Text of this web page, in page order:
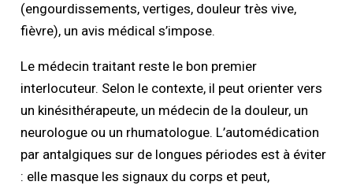
(engourdissements, vertiges, douleur très vive,
fièvre), un avis médical s’impose.
Le médecin traitant reste le bon premier
interlocuteur. Selon le contexte, il peut orienter vers
un kinésithérapeute, un médecin de la douleur, un
neurologue ou un rhumatologue. L’automédication
par antalgiques sur de longues périodes est à éviter
: elle masque les signaux du corps et peut,